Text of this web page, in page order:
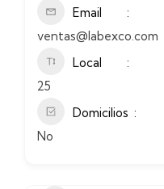
Email
ventas@labexco.com
Local
25
Domicilios
No